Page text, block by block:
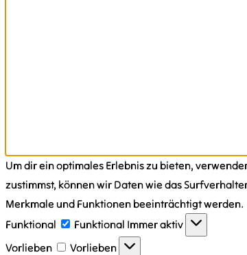
Um dir ein optimales Erlebnis zu bieten,
zustimmst, können wir Daten wie das
Merkmale und Funktionen beeinträchtigt werden.
Funktional
Funktional Immer aktiv
Vorlieben
Vorlieben